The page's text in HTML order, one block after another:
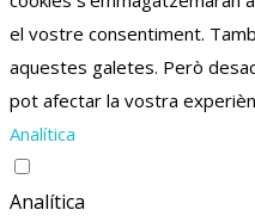
el vostre consentiment.
aquestes galetes. Però
pot afectar la vostra
Analítica
Analítica